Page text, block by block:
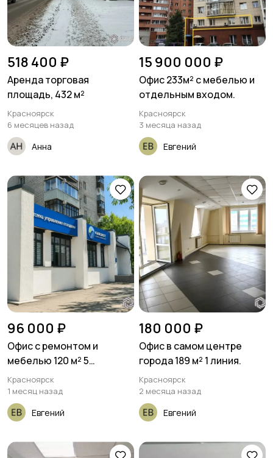
518 400 ₽
Аренда торговая
площадь, 432 м²
Красноярск
6 месяцев назад
Анна
15 900 000 ₽
Офис 233м² с мебелью и
отдельным входом.
Красноярск
3 месяца назад
Евгений
96 000 ₽
Офис с ремонтом и
мебелью 120 м² 5
кабинетов
Красноярск
1 месяц назад
Евгений
180 000 ₽
Офис в самом центре
города 189 м² 1 линия.
Красноярск
2 месяца назад
Евгений